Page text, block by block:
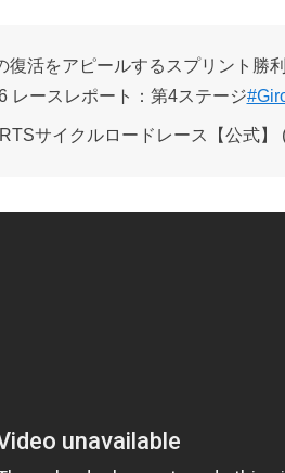
復活をアピールするスプリント
レースレポート：第4ステージ
サイクルロードレース【公式】